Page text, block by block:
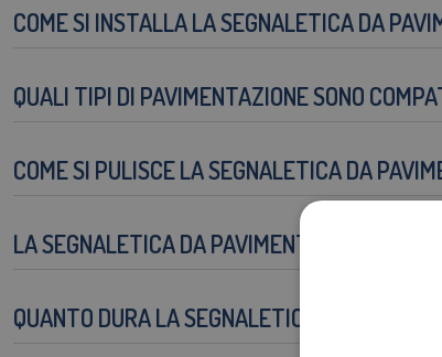
COME SI INSTALLA LA SEGNALETICA DA
QUALI TIPI DI PAVIMENTAZIONE SONO
COME SI PULISCE LA SEGNALETICA DA
LA SEGNALETICA DA PAVIMENTO È
QUANTO DURA LA SEGNALETICA DA